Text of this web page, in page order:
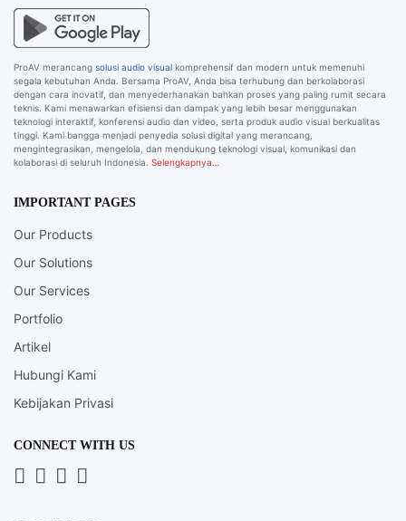
ProAV merancang solusi audio visual komprehensif dan modern untuk memenuhi
segala kebutuhan Anda. Bersama ProAV, Anda bisa terhubung dan berkolaborasi
dengan cara inovatif, dan menyederhanakan bahkan proses yang paling rumit secara
teknis. Kami menawarkan efisiensi dan dampak yang lebih besar menggunakan
teknologi interaktif, konferensi audio dan video, serta produk audio visual berkualitas
tinggi. Kami bangga menjadi penyedia solusi digital yang merancang,
mengintegrasikan, mengelola, dan mendukung teknologi visual, komunikasi dan
kolaborasi di seluruh Indonesia. Selengkapnya…
IMPORTANT PAGES
Our Products
Our Solutions
Our Services
Portfolio
Artikel
Hubungi Kami
Kebijakan Privasi
CONNECT WITH US